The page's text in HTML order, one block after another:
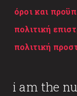
όροι και
πολιτική
πολιτική
i am the